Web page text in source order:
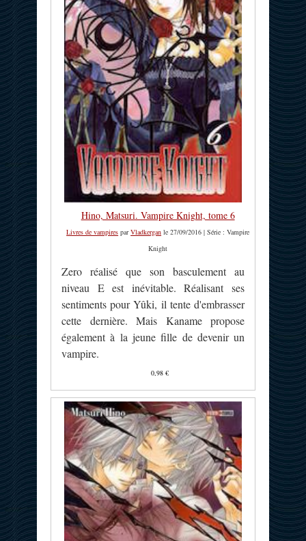
Hino, Matsuri. Vampire Knight, tome 6
Livres de vampires parVladkergan le 27/09/2016 | Série : Vampire
Knight
Zero réalisé que son basculement au
niveau E est inévitable. Réalisant ses
sentiments pour Yûki, il tente d'embrasser
cette dernière. Mais Kaname propose
également à la jeune fille de devenir un
vampire.
0,98 €